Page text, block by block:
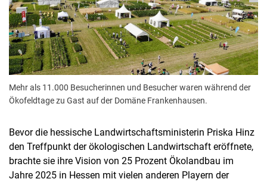
Mehr als 11.000 Besucherinnen und Besucher waren während der
Ökofeldtage zu Gast auf der Domäne Frankenhausen.
Bevor die hessische Landwirtschaftsministerin Priska Hinz
den Treffpunkt der ökologischen Landwirtschaft eröffnete,
brachte sie ihre Vision von 25 Prozent Ökolandbau im
Jahre 2025 in Hessen mit vielen anderen Playern der